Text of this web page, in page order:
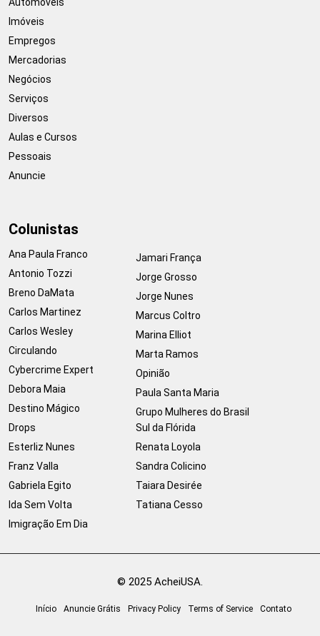
Imóveis
Empregos
Mercadorias
Negócios
Serviços
Diversos
Aulas e Cursos
Pessoais
Anuncie
Colunistas
Ana Paula Franco
Antonio Tozzi
Breno DaMata
Carlos Martinez
Carlos Wesley
Circulando
Cybercrime Expert
Debora Maia
Destino Mágico
Drops
Esterliz Nunes
Franz Valla
Gabriela Egito
Ida Sem Volta
Imigração Em Dia
Jamari França
Jorge Grosso
Jorge Nunes
Marcus Coltro
Marina Elliot
Marta Ramos
Opinião
Paula Santa Maria
Grupo Mulheres do Brasil
Sul da Flórida
Renata Loyola
Sandra Colicino
Taiara Desirée
Tatiana Cesso
© 2025 AcheiUSA.
Início Anuncie Grátis Privacy Policy Terms of Service Contato